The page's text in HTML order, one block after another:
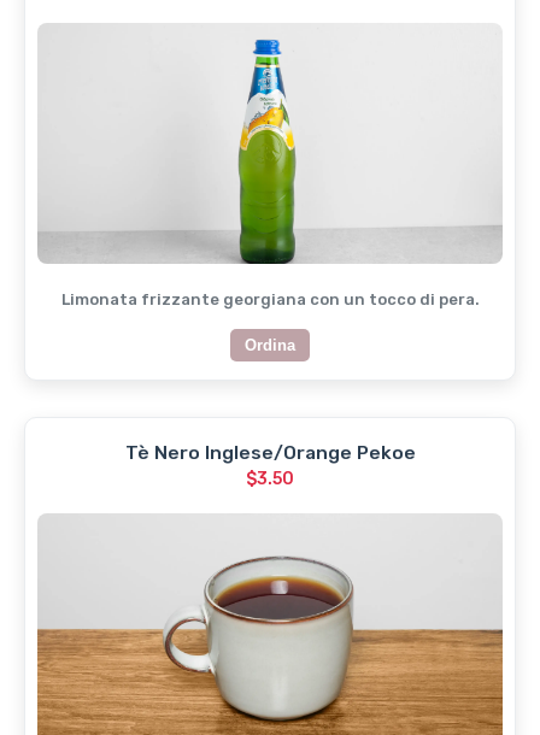
Limonata frizzante georgiana con un tocco di pera.
Ordina
Tè Nero Inglese/Orange Pekoe
$3.50